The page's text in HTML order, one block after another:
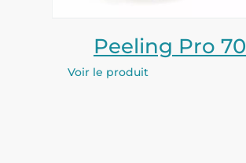
Peeling Pro 70
Voir le produit